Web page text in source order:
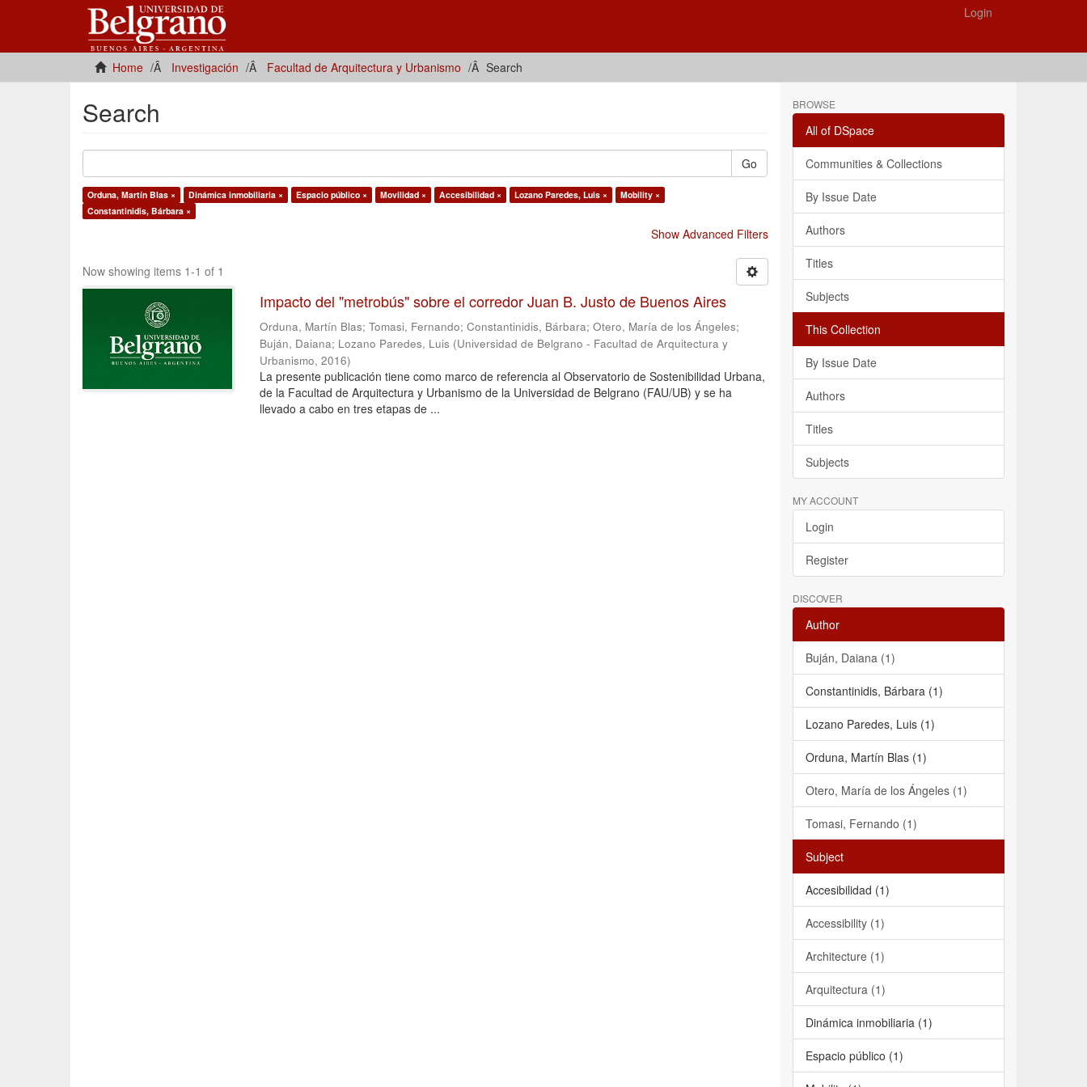
Login
Home Investigación Facultad de Arquitectura y Urbanismo Search
Search
Go
Orduna, Martín Blas × Dinámica inmobiliaria × Espacio público × Movilidad × Accesibilidad × Lozano Paredes, Luis ×
Mobility ×
Constantinidis, Bárbara ×
Show Advanced Filters
Now showing items 1-1 of 1
Impacto del "metrobús" sobre el corredor Juan B. Justo de Buenos Aires
Orduna, Martín Blas;Tomasi, Fernando;Constantinidis, Bárbara;Otero, María de los Ángeles;
Buján, Daiana; Lozano Paredes, Luis (Universidad de Belgrano - Facultad de Arquitectura y
Urbanismo,2016)
La presente publicación tiene como marco de referencia al Observatorio de Sostenibilidad Urbana,
de la Facultad de Arquitectura y Urbanismo de la Universidad de Belgrano (FAU/UB) y se ha
llevado a cabo en tres etapas de ...
BROWSE
All of DSpace
Communities & Collections
By Issue Date
Authors
Titles
Subjects
This Collection
By Issue Date
Authors
Titles
Subjects
MY ACCOUNT
Login
Register
DISCOVER
Author
Buján, Daiana (1)
Constantinidis, Bárbara (1)
Lozano Paredes, Luis (1)
Orduna, Martín Blas (1)
Otero, María de los Ángeles (1)
Tomasi, Fernando (1)
Subject
Accesibilidad (1)
Accessibility (1)
Architecture (1)
Arquitectura (1)
Dinámica inmobiliaria (1)
Espacio público (1)